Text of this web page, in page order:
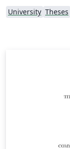
University Theses